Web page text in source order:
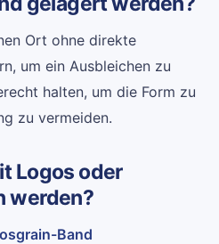
Ort ohne direkte
um ein Ausbleichen zu
halten, um die Form zu
zu vermeiden.
Logos oder
werden?
Band